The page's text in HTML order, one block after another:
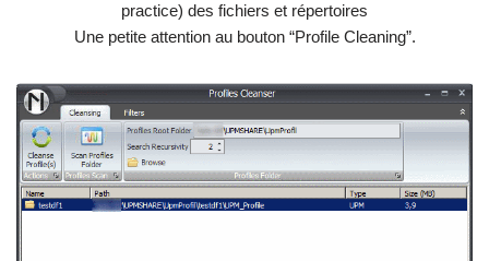
practice) des fichiers et répertoires
Une petite attention au bouton “Profile Cleaning”.